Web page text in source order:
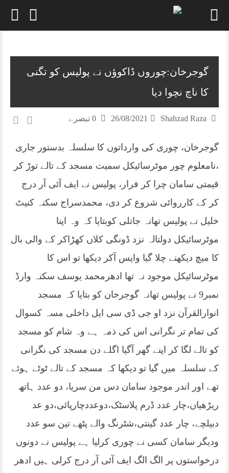
گوجرخان:چوروں ڈاکوؤں نے پولیس کو تگنی
کا ناچ نچوا دیا
Shahzad Raza
26/08/2021
گوجرخان، چوری کی وارداتوں کا سلسلہ بدستور جاری
،نامعلوم چور موٹرسائیکل سمیت مسجد کے تالے توڑ کر
قیمتی سامان چرا کر فرار، پولیس نے ایف آئی آر درج
کر کے کارروائی شروع کر دی، محمدسراج سکنہ کنیٹ
خلیل نے پولیس تھانہ جاتلی کوبتایا کہ وہ اپنا
موٹرسائیکل دولتالہ نزد ڈونگی کلاں کھڑاکر کے والی بال
کا میچ دیکھنے چلا گیا واپس آکر دیکھا تو اس کا
موٹرسائیکل موجود نہ تھا ادھرمحمد یوسف سکنہ وارڈ
نمبر9 نے پولیس تھانہ گوجرخان کو بتایا کہ مسجد
انوارالقرآن نزد او جی ڈی سی ایل داخلی مسہ کسوال
کی تمام تر نگرانی اس کی ذمہ ہے وہ شام کو مسجد
کو تالے لگا کر اپنے گھر آگیا اگلے دن مسجد کی نگرانی
کے سلسلہ میں گیا تو دیکھا کہ مسجد کے تالے ٹوٹے ہوئے
تھے اور اندر موجود سامان دس من سریا، دو عدد ہاتھ
ریڑھیاں،چار عدد ڈرم پلاسٹک،دوعددچارپائی،دو عد
دبیلچے، چار عدد گینتی،شٹرنگ والے پٹھے تین سو عدد
ودیگر سامان کسی نے چوری کرلیا ہے پولیس نے دونوں
درخواستوں پر الگ الگ ایف آئی آر درج کرلی ہیں ادھر